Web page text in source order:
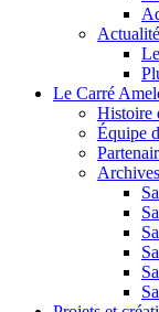
Le Carré
Histoire
Équipe